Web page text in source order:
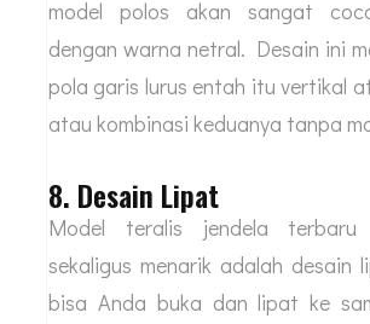
model polos akan sangat
dengan warna netral. Desain ini
pola garis lurus entah itu vertikal
atau kombinasi keduanya tanpa
8. Desain Lipat
Model teralis jendela
sekaligus menarik adalah desain
bisa Anda buka dan lipat ke